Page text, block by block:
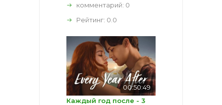
комментарий: 0
Рейтинг: 0.0
00:50:49
Каждый год после - 3